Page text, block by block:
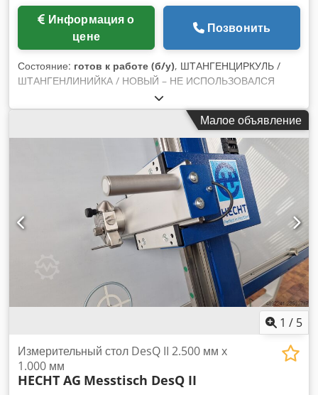
цене
Позвонить
Состояние: готов к работе (б/у), ШТАНГЕНЦИРКУЛЬ /
ШТАНГЕНЛИНИЙКА / НОВЫЙ – НЕ ИСПОЛЬЗОВАЛСЯ
SMW 3000x500 мм Длина измерения ок. 3000 мм Длина
губок ок. 500 мм Pyddl Нонниус 1/20 мм в соответствии с
заводскими стандартами Шкала и штангенциркуль из
алюминиевого профиля Dwodjztfk Sepfx An Nja
Измерительные губки из стали – закаленная, устойчивая к
коррозии Легко читаемая шкала Вес ок. 3,8 кг в комплекте с
транспортировочным ящиком.
Малое объявление
1 / 5
Измерительный стол DesQ II 2.500 мм x
1.000 мм
HECHT AG Messtisch DesQ II